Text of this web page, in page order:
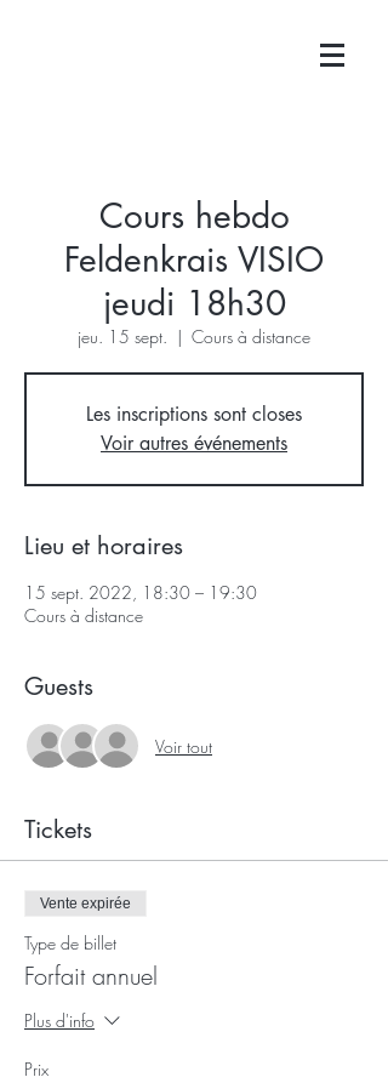
Cours hebdo
Feldenkrais VISIO
jeudi 18h30
jeu. 15 sept.
  |
Cours à distance
Les inscriptions sont closes
Voir autres événements
Lieu et horaires
15 sept. 2022, 18:30 – 19:30
Cours à distance
Guests
Voir tout
Tickets
Vente expirée
Type de billet
Forfait annuel
Plus d'info
Prix